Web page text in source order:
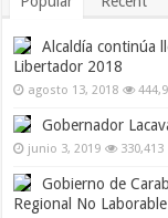
Alcaldía continúa
Libertador 2018
agosto 13, 2018
Gobernador
junio 3, 2019 330,413
Gobierno de
Regional No Laborable